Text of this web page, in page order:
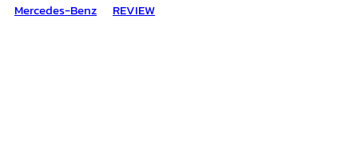
Mercedes-Benz REVIEW